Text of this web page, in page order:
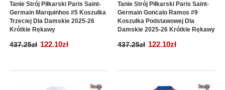
Tanie Strój Piłkarski Paris Saint-
Germain Marquinhos #5 Koszulka
Trzeciej Dla Damskie 2025-26
Krótkie Rękawy
437.25zł 122.10zł
Tanie Strój Piłkarski Paris Saint-
Germain Goncalo Ramos #9
Koszulka Podstawowej Dla
Damskie 2025-26 Krótkie Rękawy
437.25zł 122.10zł